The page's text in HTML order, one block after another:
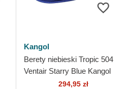
Kangol
Berety niebieski Tropic 504
Ventair Starry Blue Kangol
294,95 zł